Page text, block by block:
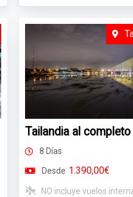
Tailandia al completo
8 Días
Desde 1.390,00€
NO incluye vuelos